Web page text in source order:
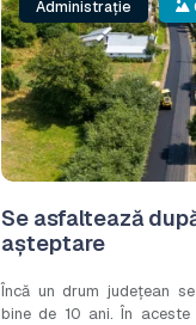
Administrație
Se asfaltează
așteptare
Încă un drum județean
bine de 10 ani. În